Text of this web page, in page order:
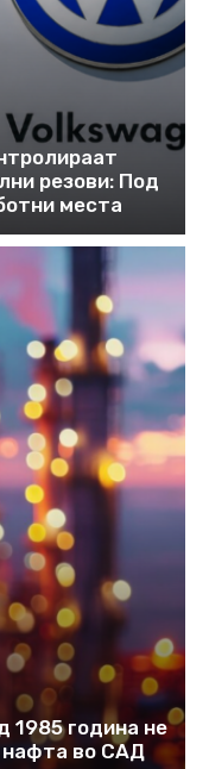
резови: Под
места
1985 година не
нафта во САД